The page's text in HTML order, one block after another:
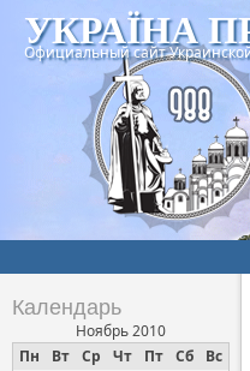
УКРАЇНА
Официальный сайт
Календарь
Ноябрь 2010
Пн
Вт Ср Чт Пт Сб Вс